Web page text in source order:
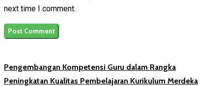
next time I comment.
Pengembangan Kompetensi Guru dalam Rangka
Peningkatan Kualitas Pembelajaran Kurikulum Merdeka